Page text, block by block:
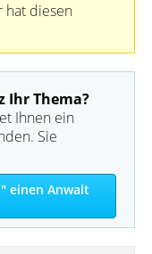
hat diesen
Ihr Thema?
Ihnen ein
Sie
einen Anwalt